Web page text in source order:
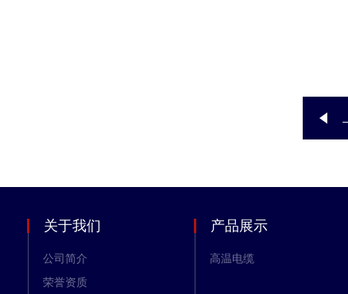
关于我们
公司简介
荣誉资质
产品展示
高温电缆